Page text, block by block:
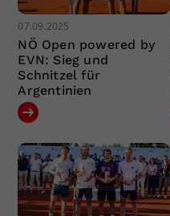
07.09.2025
NÖ Open powered by
EVN: Sieg und
Schnitzel für
Argentinien